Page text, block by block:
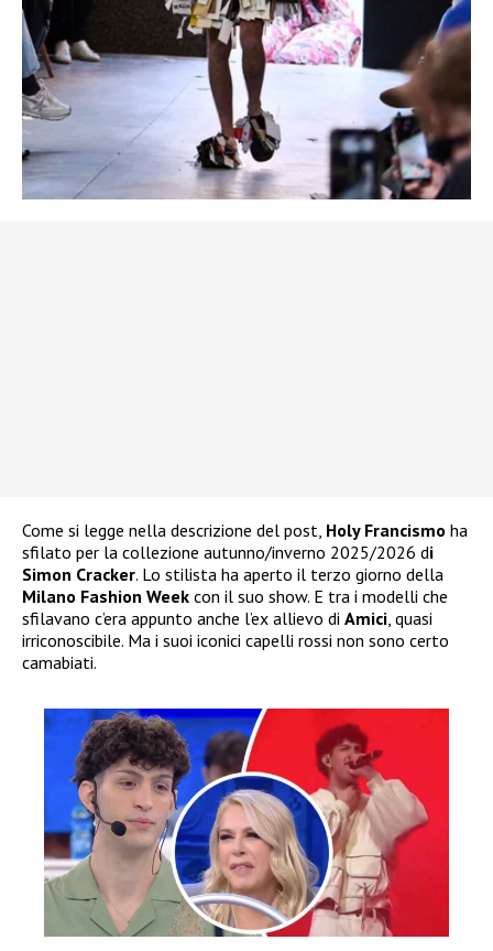
Come si legge nella descrizione del post, Holy Francismo ha
sfilato per la collezione autunno/inverno 2025/2026 di
Simon Cracker. Lo stilista ha aperto il terzo giorno della
Milano Fashion Week con il suo show. E tra i modelli che
sfilavano c’era appunto anche l’ex allievo di Amici, quasi
irriconoscibile. Ma i suoi iconici capelli rossi non sono certo
camabiati.